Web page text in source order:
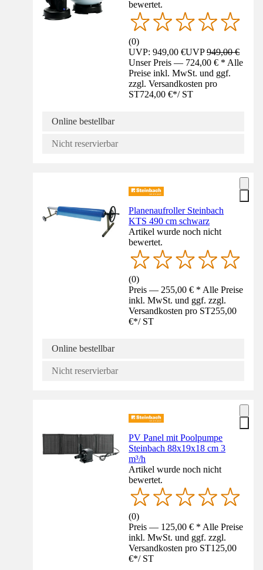
bewertet.
(0)
UVP: 949,00 €UVP949,00 €
Unser Preis — 724,00 € * Alle
Preise inkl. MwSt. und ggf.
zzgl. Versandkosten pro
ST724,00 €*/ ST
Online bestellbar
Nicht reservierbar
Planenaufroller Steinbach
KTS 490 cm schwarz
Artikel wurde noch nicht
bewertet.
(0)
Preis — 255,00 € * Alle Preise
inkl. MwSt. und ggf. zzgl.
Versandkosten pro ST255,00
€*/ ST
Online bestellbar
Nicht reservierbar
PV Panel mit Poolpumpe
Steinbach 88x19x18 cm 3
m³/h
Artikel wurde noch nicht
bewertet.
(0)
Preis — 125,00 € * Alle Preise
inkl. MwSt. und ggf. zzgl.
Versandkosten pro ST125,00
€*/ ST